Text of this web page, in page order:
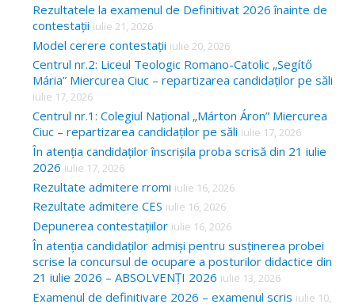
Rezultatele la examenul de Definitivat 2026 înainte de
contestații iulie 21, 2026
Model cerere contestații iulie 20, 2026
Centrul nr.2: Liceul Teologic Romano-Catolic „Segítő
Mária” Miercurea Ciuc – repartizarea candidaților pe săli
iulie 17, 2026
Centrul nr.1: Colegiul Național „Márton Áron” Miercurea
Ciuc – repartizarea candidaților pe săli iulie 17, 2026
În atenția candidaților înscrișila proba scrisă din 21 iulie
2026 iulie 17, 2026
Rezultate admitere rromi iulie 16, 2026
Rezultate admitere CES iulie 16, 2026
Depunerea contestațiilor iulie 16, 2026
În atenția candidaților admiși pentru susținerea probei
scrise la concursul de ocupare a posturilor didactice din
21 iulie 2026 – ABSOLVENȚI 2026 iulie 13, 2026
Examenul de definitivare 2026 – examenul scris iulie 10,